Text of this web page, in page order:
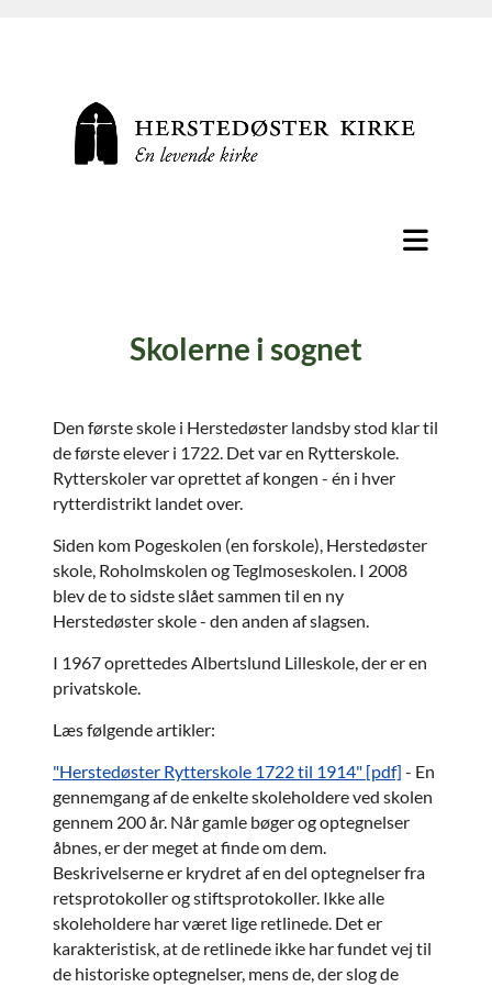
Skolerne i sognet
Den første skole i Herstedøster landsby stod klar til
de første elever i 1722. Det var en Rytterskole.
Rytterskoler var oprettet af kongen - én i hver
rytterdistrikt landet over.
Siden kom Pogeskolen (en forskole), Herstedøster
skole, Roholmskolen og Teglmoseskolen. I 2008
blev de to sidste slået sammen til en ny
Herstedøster skole - den anden af slagsen.
I 1967 oprettedes Albertslund Lilleskole, der er en
privatskole.
Læs følgende artikler:
"Herstedøster Rytterskole 1722 til 1914" [pdf] - En
gennemgang af de enkelte skoleholdere ved skolen
gennem 200 år. Når gamle bøger og optegnelser
åbnes, er der meget at finde om dem.
Beskrivelserne er krydret af en del optegnelser fra
retsprotokoller og stiftsprotokoller. Ikke alle
skoleholdere har været lige retlinede. Det er
karakteristisk, at de retlinede ikke har fundet vej til
de historiske optegnelser, mens de, der slog de